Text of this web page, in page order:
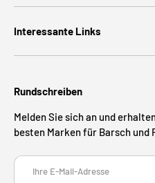
Interessante Links
Rundschreiben
Melden Sie sich an und
besten Marken für Barsch und
E-Mail